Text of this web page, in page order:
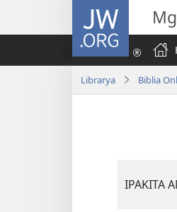
JW.ORG
Librarya Biblia
IPAKITA